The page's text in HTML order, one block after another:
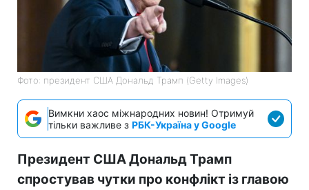
Фото: президент США Дональд Трамп (Getty Images)
Вимкни хаос міжнародних новин! Отримуй
тільки важливе з РБК-Україна у Google
Президент США Дональд Трамп
спростував чутки про конфлікт із главою